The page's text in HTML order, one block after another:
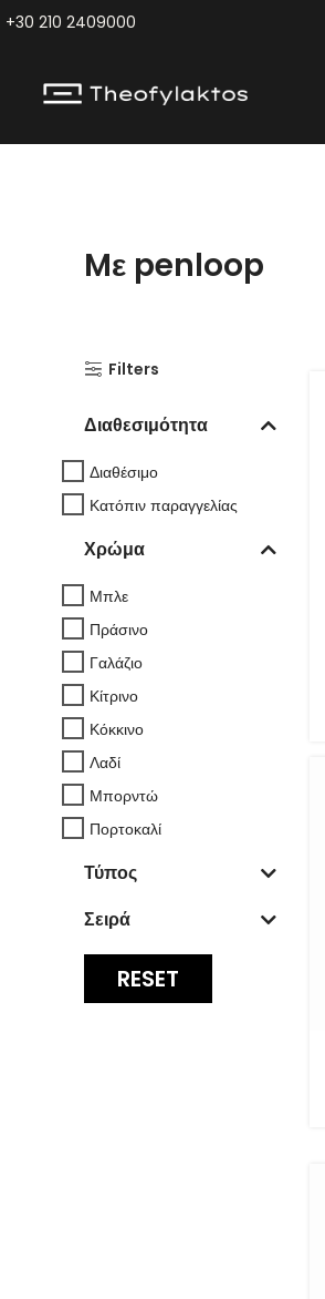
+30 210 2409000
Mε penloop
Filters
Διαθεσιμότητα
Διαθέσιμο
Κατόπιν παραγγελίας
Χρώμα
Μπλε
Πράσινο
Γαλάζιο
Κίτρινο
Κόκκινο
Λαδί
Μπορντώ
Πορτοκαλί
Τύπος
Σειρά
RESET